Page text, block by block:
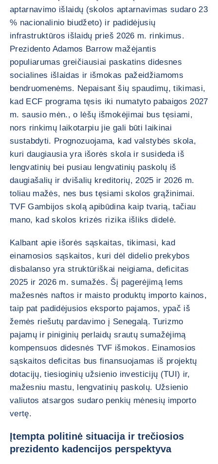
aptarnavimo išlaidų (skolos aptarnavimas sudaro 23
% nacionalinio biudžeto) ir padidėjusių
infrastruktūros išlaidų prieš 2026 m. rinkimus.
Prezidento Adamos Barrow mažėjantis
populiarumas greičiausiai paskatins didesnes
socialines išlaidas ir išmokas pažeidžiamoms
bendruomenėms. Nepaisant šių spaudimų, tikimasi,
kad ECF programa tęsis iki numatyto pabaigos 2027
m. sausio mėn., o lėšų išmokėjimai bus tęsiami,
nors rinkimų laikotarpiu jie gali būti laikinai
sustabdyti. Prognozuojama, kad valstybės skola,
kuri daugiausia yra išorės skola ir susideda iš
lengvatinių bei pusiau lengvatinių paskolų iš
daugiašalių ir dvišalių kreditorių, 2025 ir 2026 m.
toliau mažės, nes bus tęsiami skolos grąžinimai.
TVF Gambijos skolą apibūdina kaip tvarią, tačiau
mano, kad skolos krizės rizika išliks didelė.
Kalbant apie išorės sąskaitas, tikimasi, kad
einamosios sąskaitos, kuri dėl didelio prekybos
disbalanso yra struktūriškai neigiama, deficitas
2025 ir 2026 m. sumažės. Šį pagerėjimą lems
mažesnės naftos ir maisto produktų importo kainos,
taip pat padidėjusios eksporto pajamos, ypač iš
žemės riešutų pardavimo į Senegalą. Turizmo
pajamų ir piniginių perlaidų srautų sumažėjimą
kompensuos didesnės TVF išmokos. Einamosios
sąskaitos deficitas bus finansuojamas iš projektų
dotacijų, tiesioginių užsienio investicijų (TUI) ir,
mažesniu mastu, lengvatinių paskolų. Užsienio
valiutos atsargos sudaro penkių mėnesių importo
vertę.
Įtempta politinė situacija ir trečiosios
prezidento kadencijos perspektyva